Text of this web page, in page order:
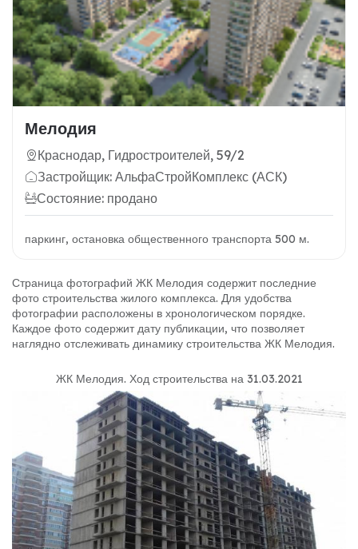
Мелодия
Краснодар, Гидростроителей, 59/2
Застройщик: АльфаСтройКомплекс (АСК)
Состояние: продано
паркинг, остановка общественного транспорта 500 м.
Страница фотографий ЖК Мелодия содержит последние
фото строительства жилого комплекса. Для удобства
фотографии расположены в хронологическом порядке.
Каждое фото содержит дату публикации, что позволяет
наглядно отслеживать динамику строительства ЖК Мелодия.
ЖК Мелодия. Ход строительства на 31.03.2021